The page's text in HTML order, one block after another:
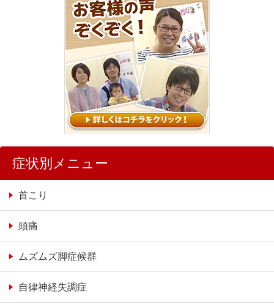
症状別メニュー
首こり
頭痛
ムズムズ脚症候群
自律神経失調症